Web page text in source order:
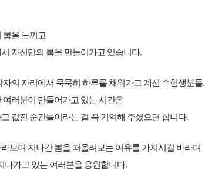
봄을 느끼고
자신만의 봄을 만들어가고 있습니다.
자의 자리에서 묵묵히 하루를 채워가고 계신 수험생분들.
여러분이 만들어가고 있는 시간은
값진 순간들이라는 걸 꼭 기억해 주셨으면 합니다.
보며 지나간 봄을 떠올려보는 여유를 가지시길 바라며
나가고 있는 여러분을 응원합니다.